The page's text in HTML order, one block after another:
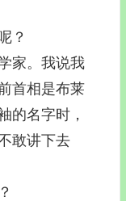
？
家。我说我
首相是布莱
的名字时，
敢讲下去